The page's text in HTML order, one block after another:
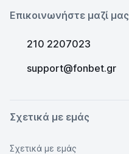
Επικοινωνήστε μαζί μας
210 2207023
support@fonbet.gr
Σχετικά με εμάς
Σχετικά με εμάς